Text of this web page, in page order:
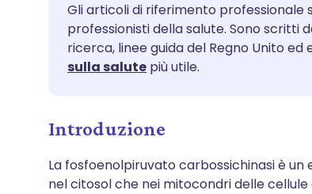
Condividi via WhatsApp
🇸🇦 عربي
Gli articoli di riferimento
professionisti della salute. Sono scritti
ricerca, linee guida del Regno Unito
sulla salute più utile.
Introduzione
La fosfoenolpiruvato carbossichinasi è
nel citosol che nei mitocondri delle